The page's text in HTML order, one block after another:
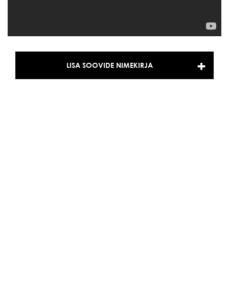
LISA SOOVIDE NIMEKIRJA